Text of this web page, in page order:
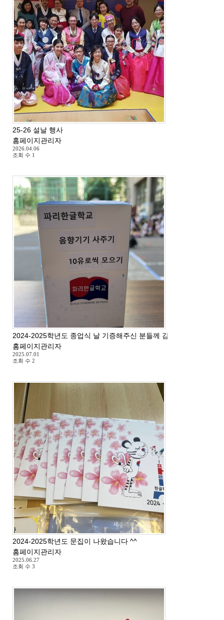
25-26 설날 행사
홈페이지관리자
2026.04.06
조회 수 1
2024-2025학년도 종업식 날 기증해주신 분들께 감사드립니다.
홈페이지관리자
2025.07.01
조회 수 2
2024-2025학년도 문집이 나왔습니다 ^^
홈페이지관리자
2025.06.27
조회 수 3